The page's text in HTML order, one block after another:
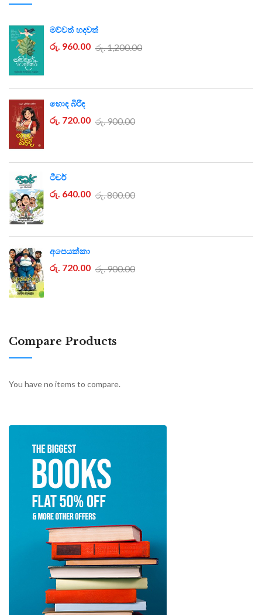
මව්වත් හදවත්
රු. 960.00 රු. 1,200.00
හොඳ බිරිඳ
රු. 720.00 රු. 900.00
ටීචර්
රු. 640.00 රු. 800.00
අපෙයක්කා
රු. 720.00 රු. 900.00
Compare Products
You have no items to compare.